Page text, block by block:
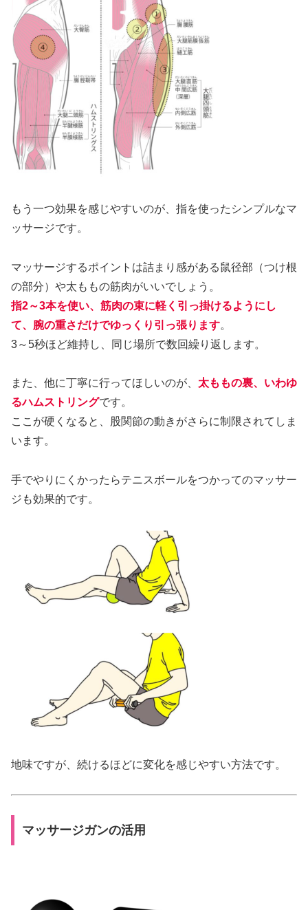
もう一つ効果を感じやすいのが、指を使ったシンプルなマ
ッサージです。
マッサージするポイントは詰まり感がある鼠径部（つけ根
の部分）や太ももの筋肉がいいでしょう。
指2～3本を使い、筋肉の束に軽く引っ掛けるようにし
て、腕の重さだけでゆっくり引っ張ります。
3～5秒ほど維持し、同じ場所で数回繰り返します。
また、他に丁寧に行ってほしいのが、 太ももの裏、いわゆ
るハムストリングです。
ここが硬くなると、股関節の動きがさらに制限されてしま
います。
手でやりにくかったらテニスボールをつかってのマッサー
ジも効果的です。
地味ですが、続けるほどに変化を感じやすい方法です。
マッサージガンの活用